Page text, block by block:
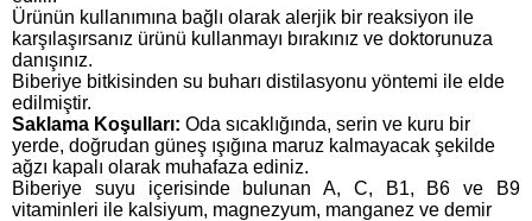
Ürünün kullanımına bağlı olarak alerjik bir reaksiyon ile
karşılaşırsanız ürünü kullanmayı bırakınız ve doktorunuza
danışınız.
Biberiye bitkisinden su buharı distilasyonu yöntemi ile elde
edilmiştir.
Saklama Koşulları: Oda sıcaklığında, serin ve kuru bir
yerde, doğrudan güneş ışığına maruz kalmayacak şekilde
ağzı kapalı olarak muhafaza ediniz.
Biberiye suyu içerisinde bulunan A, C, B1, B6 ve B9
vitaminleri ile kalsiyum, magnezyum, manganez ve demir